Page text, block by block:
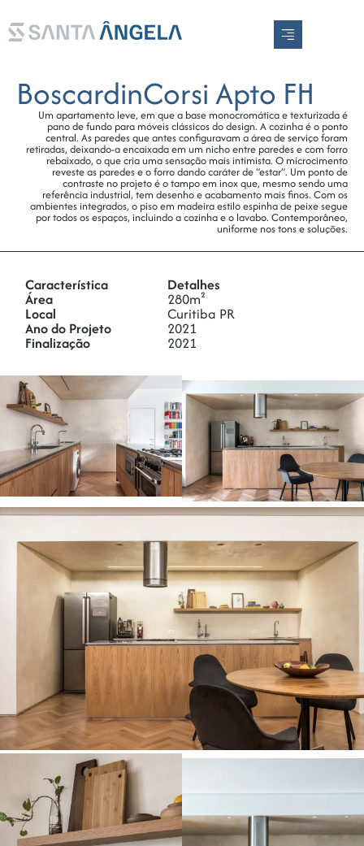
BoscardinCorsi Apto FH
Um apartamento leve, em que a base monocromática e texturizada é
pano de fundo para móveis clássicos do design. A cozinha é o ponto
central. As paredes que antes configuravam a área de serviço foram
retiradas, deixando-a encaixada em um nicho entre paredes e com forro
rebaixado, o que cria uma sensação mais intimista. O microcimento
reveste as paredes e o forro dando caráter de “estar”. Um ponto de
contraste no projeto é o tampo em inox que, mesmo sendo uma
referência industrial, tem desenho e acabamento mais finos. Com os
ambientes integrados, o piso em madeira estilo espinha de peixe segue
por todos os espaços, incluindo a cozinha e o lavabo. Contemporâneo,
uniforme nos tons e soluções.
Característica
Área
Local
Ano do Projeto
Finalização
Detalhes
280m²
Curitiba PR
2021
2021